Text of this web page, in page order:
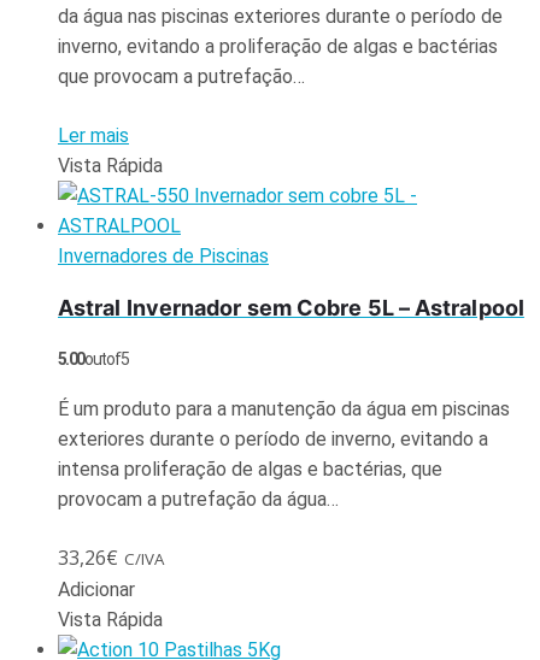
da água nas piscinas exteriores durante o período de
inverno, evitando a proliferação de algas e bactérias
que provocam a putrefação…
Ler mais
Vista Rápida
Invernadores de Piscinas
Astral Invernador sem Cobre 5L – Astralpool
5.00out of 5
É um produto para a manutenção da água em piscinas
exteriores durante o período de inverno, evitando a
intensa proliferação de algas e bactérias, que
provocam a putrefação da água…
33,26€ C/IVA
Adicionar
Vista Rápida